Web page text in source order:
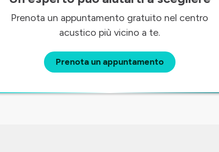
Prenota un appuntamento gratuito nel centro
acustico più vicino a te.
Prenota un appuntamento